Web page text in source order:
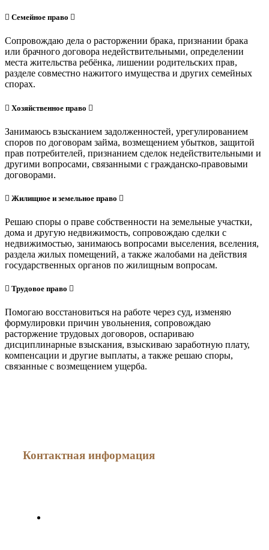
Семейное право
Сопровождаю дела о расторжении брака, признании брака
или брачного договора недействительными, определении
места жительства ребёнка, лишении родительских прав,
разделе совместно нажитого имущества и других семейных
спорах.
Хозяйственное право
Занимаюсь взысканием задолженностей, урегулированием
споров по договорам займа, возмещением убытков, защитой
прав потребителей, признанием сделок недействительными и
другими вопросами, связанными с гражданско-правовыми
договорами.
Жилищное и земельное право
Решаю споры о праве собственности на земельные участки,
дома и другую недвижимость, сопровождаю сделки с
недвижимостью, занимаюсь вопросами выселения, вселения,
раздела жилых помещений, а также жалобами на действия
государственных органов по жилищным вопросам.
Трудовое право
Помогаю восстановиться на работе через суд, изменяю
формулировки причин увольнения, сопровождаю
расторжение трудовых договоров, оспариваю
дисциплинарные взыскания, взыскиваю заработную плату,
компенсации и другие выплаты, а также решаю споры,
связанные с возмещением ущерба.
Контактная информация